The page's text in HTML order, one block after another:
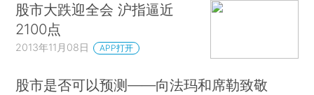
股市大跌迎全会 沪指逼近
2100点
2013年11月08日 APP打开
股市是否可以预测——向法玛和席勒致敬